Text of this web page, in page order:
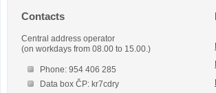
Contacts
Central address operator
(on workdays from 08.00 to 15.00.)
Phone: 954 406 285
Data box ČP: kr7cdry